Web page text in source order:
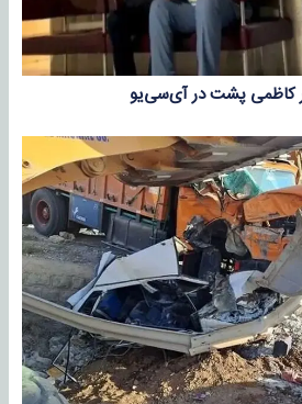
کاظمی پشت در آی‌سی‌یو